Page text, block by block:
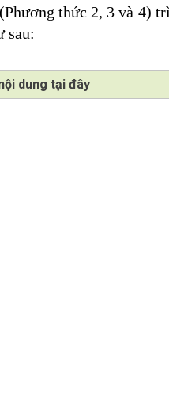
thức 2, 3 và 4)
sau:
dung tại đây